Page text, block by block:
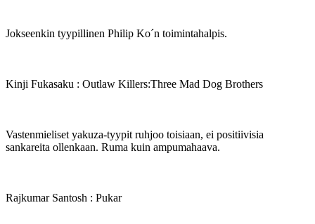
Jokseenkin tyypillinen Philip Ko´n toimintahalpis.
Kinji Fukasaku : Outlaw Killers:Three Mad Dog Brothers
Vastenmieliset yakuza-tyypit ruhjoo toisiaan, ei positiivisia
sankareita ollenkaan. Ruma kuin ampumahaava.
Rajkumar Santosh : Pukar